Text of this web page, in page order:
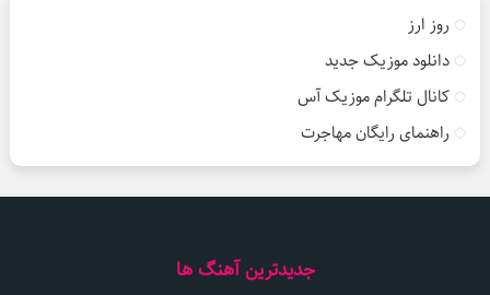
روز ارز
دانلود موزیک جدید
کانال تلگرام موزیک آس
راهنمای رایگان مهاجرت
جدیدترین آهنگ ها